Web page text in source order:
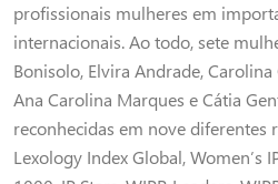
profissionais mulheres em
internacionais. Ao todo, sete
Bonisolo, Elvira Andrade, Carolina
Ana Carolina Marques e Cátia
reconhecidas em nove diferentes
Lexology Index Global, Women’s